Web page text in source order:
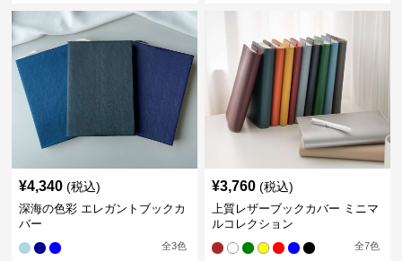
¥4,340 (税込)
深海の色彩 エレガントブックカ
バー
全3色
¥3,760 (税込)
上質レザーブックカバー ミニマ
ルコレクション
全7色